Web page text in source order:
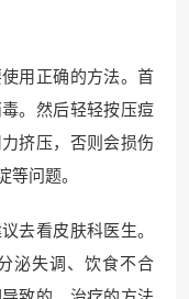
用正确的方法。首
。然后轻轻按压痘
挤压，否则会损伤
问题。
去看皮肤科医生。
泌失调、饮食不合